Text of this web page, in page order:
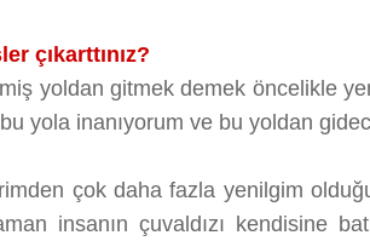
çıkarttınız?
yoldan gitmek demek öncelikle
yola inanıyorum ve bu yoldan
çok daha fazla yenilgim
insanın çuvaldızı kendisine